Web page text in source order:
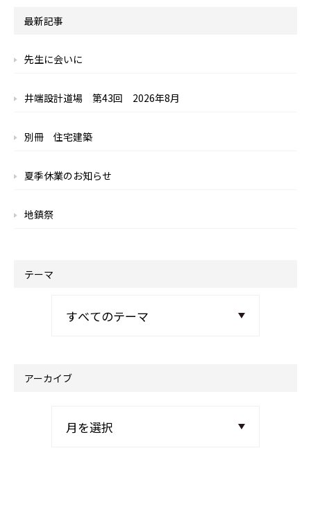
最新記事
先生に会いに
井端設計道場 第43回 2026年8月
別冊 住宅建築
夏季休業のお知らせ
地鎮祭
テーマ
アーカイブ